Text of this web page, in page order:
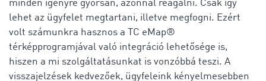
minden igényre gyorsan, azonnal reagálni. Csak így
lehet az ügyfelet megtartani, illetve megfogni. Ezért
volt számunkra hasznos a TC eMap®
térképprogramjával való integráció lehetősége is,
hiszen a mi szolgáltatásunkat is vonzóbbá teszi. A
visszajelzések kedvezőek, ügyfeleink kényelmesebben